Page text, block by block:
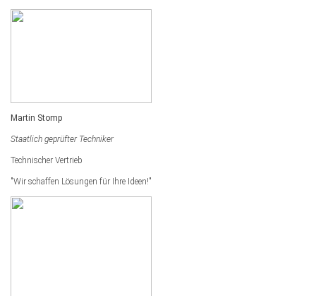
Martin Stomp
Staatlich geprüfter Techniker
Technischer Vertrieb
"Wir schaffen Lösungen für Ihre Ideen!"